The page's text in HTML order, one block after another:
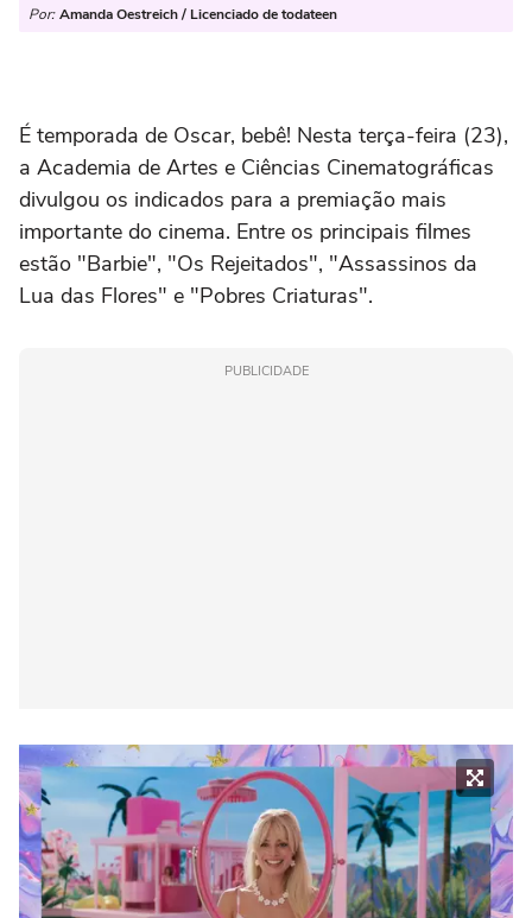
Por: Amanda Oestreich / Licenciado de todateen
É temporada de Oscar, bebê! Nesta terça-feira (23),
a Academia de Artes e Ciências Cinematográficas
divulgou os indicados para a premiação mais
importante do cinema. Entre os principais filmes
estão "Barbie", "Os Rejeitados", "Assassinos da
Lua das Flores" e "Pobres Criaturas".
PUBLICIDADE